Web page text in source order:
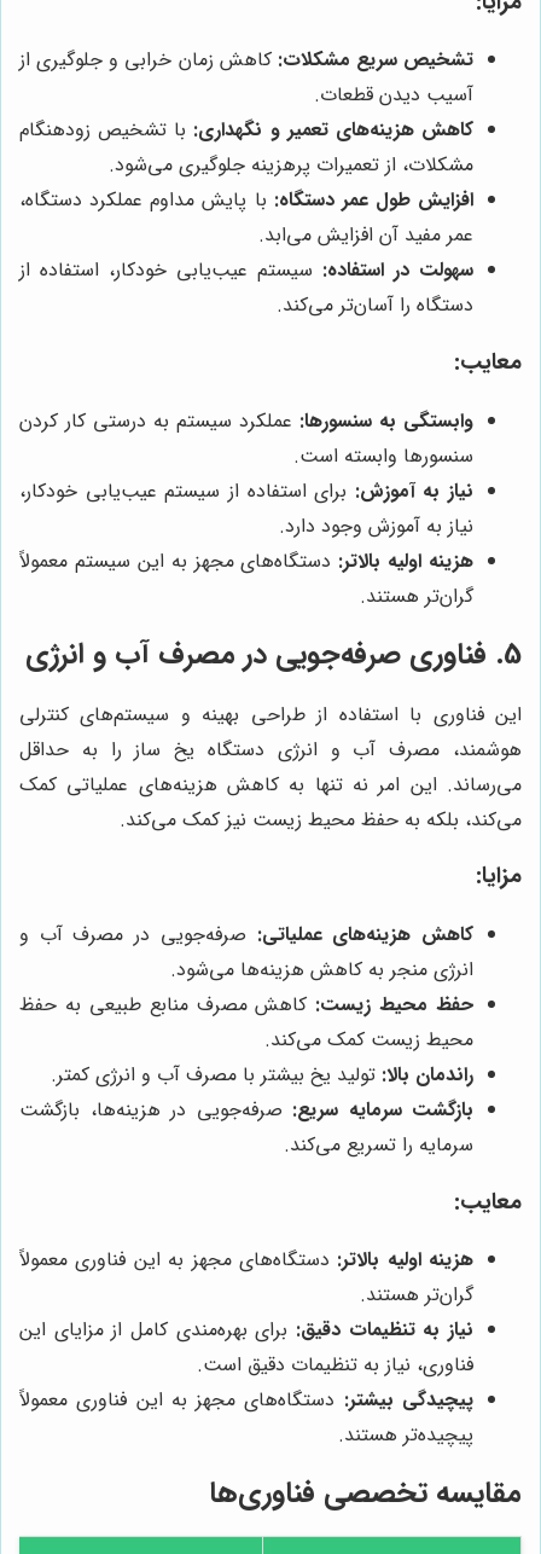
تشخیص سریع مشکلات: کاهش زمان خرابی و جلوگیری از
آسیب دیدن قطعات.
کاهش هزینه‌های تعمیر و نگهداری: با تشخیص زودهنگام
مشکلات، از تعمیرات پرهزینه جلوگیری می‌شود.
افزایش طول عمر دستگاه: با پایش مداوم عملکرد دستگاه،
عمر مفید آن افزایش می‌ابد.
سهولت در استفاده: سیستم عیب‌یابی خودکار، استفاده از
دستگاه را آسان‌تر می‌کند.
معایب:
وابستگی به سنسورها: عملکرد سیستم به درستی کار کردن
سنسورها وابسته است.
نیاز به آموزش: برای استفاده از سیستم عیب‌یابی خودکار،
نیاز به آموزش وجود دارد.
هزینه اولیه بالاتر: دستگاه‌های مجهز به این سیستم معمولاً
گران‌تر هستند.
5. فناوری صرفه‌جویی در مصرف آب و انرژی
این فناوری با استفاده از طراحی بهینه و سیستم‌های کنترلی
هوشمند، مصرف آب و انرژی دستگاه یخ ساز را به حداقل
می‌رساند. این امر نه تنها به کاهش هزینه‌های عملیاتی کمک
می‌کند، بلکه به حفظ محیط زیست نیز کمک می‌کند.
مزایا:
کاهش هزینه‌های عملیاتی: صرفه‌جویی در مصرف آب و
انرژی منجر به کاهش هزینه‌ها می‌شود.
حفظ محیط زیست: کاهش مصرف منابع طبیعی به حفظ
محیط زیست کمک می‌کند.
راندمان بالا: تولید یخ بیشتر با مصرف آب و انرژی کمتر.
بازگشت سرمایه سریع: صرفه‌جویی در هزینه‌ها، بازگشت
سرمایه را تسریع می‌کند.
معایب:
هزینه اولیه بالاتر: دستگاه‌های مجهز به این فناوری معمولاً
گران‌تر هستند.
نیاز به تنظیمات دقیق: برای بهره‌مندی کامل از مزایای این
فناوری، نیاز به تنظیمات دقیق است.
پیچیدگی بیشتر: دستگاه‌های مجهز به این فناوری معمولاً
پیچیده‌تر هستند.
مقایسه تخصصی فناوری‌ها